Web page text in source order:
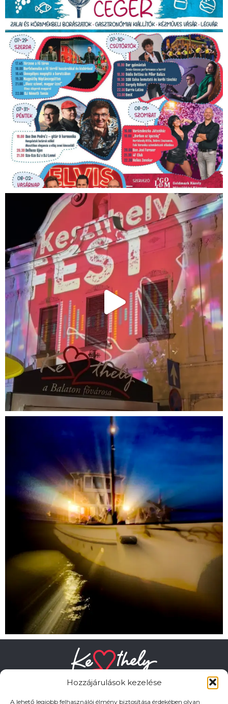
Hozzájárulások kezelése
A lehető legjobb felhasználói élmény biztosítása érdekében olyan